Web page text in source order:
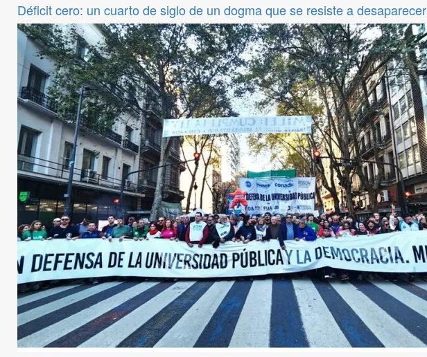
Déficit cero: un cuarto de siglo de un dogma que se resiste a desaparecer